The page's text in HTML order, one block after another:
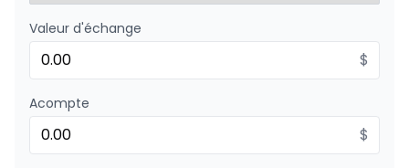
Valeur d'échange
$
Acompte
$